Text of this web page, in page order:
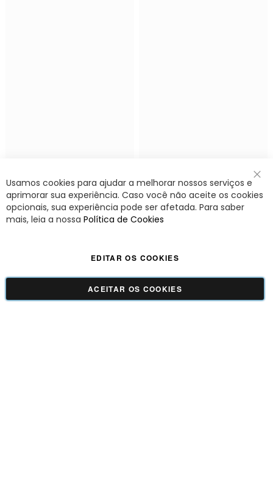
Usamos cookies para ajudar a melhorar nossos serviços e
aprimorar sua experiência. Caso você não aceite os cookies
opcionais, sua experiência pode ser afetada. Para saber
mais, leia a nossa Política de Cookies
ACEITAR OS COOKIES
EDITAR OS COOKIES